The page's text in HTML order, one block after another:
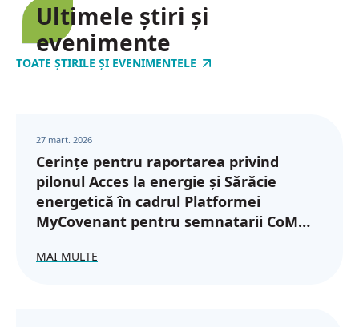
Ultimele știri și
evenimente
TOATE ȘTIRILE ȘI EVENIMENTELE
27 mart. 2026
Cerințe pentru raportarea privind
pilonul Acces la energie și Sărăcie
energetică în cadrul Platformei
MyCovenant pentru semnatarii CoM
MAI MULTE